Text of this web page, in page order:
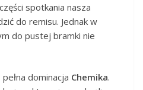
spotkania nasza
do remisu. Jednak w
do pustej bramki nie
dominacja Chemika.